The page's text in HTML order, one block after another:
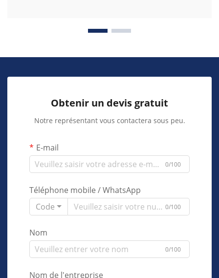
Obtenir un devis gratuit
Notre représentant vous contactera sous peu.
E-mail
0/100
Téléphone mobile / WhatsApp
Code
0/100
Nom
0/100
Nom de l'entreprise